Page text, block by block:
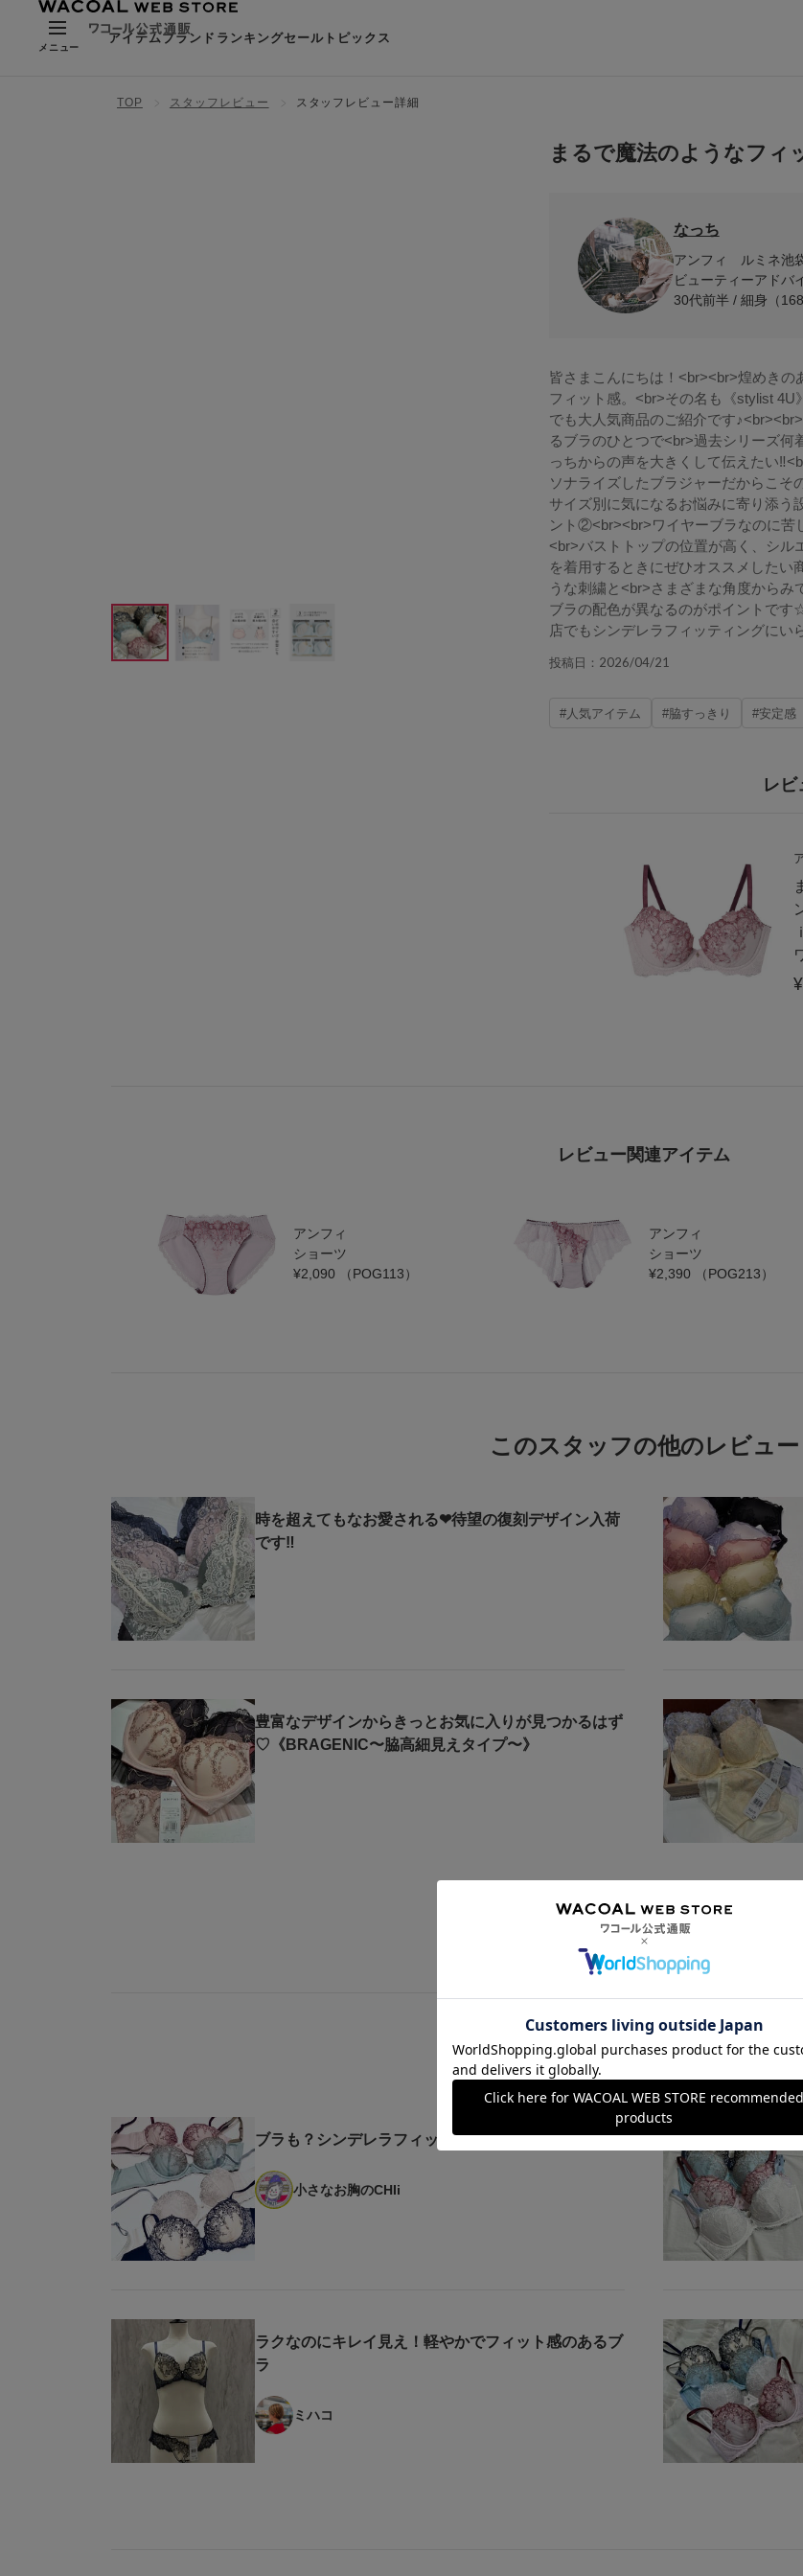
メニュー
アイテムブランド ランキングセールトピックス
TOP スタッフレビュー スタッフレビュー詳細
まるで魔法のようなフィ
なっち
アンフィ ルミネ池
ビューティーアドバ
30代前半 / 細身（
皆さまこんにちは！<br><br>煌めき
フィット感。<br>その名も《stylist
でも大人気商品のご紹介です
るブラのひとつで<br>過去シリーズ
っちからの声を大きくして伝えたい
ソナライズしたブラジャーだからこそ
サイズ別に気になるお悩みに寄り添
ント②<br><br>ワイヤーブラなのに苦
<br>バストトップの位置が高く、シル
を着用するときにぜひオススメしたい
うな刺繍と<br>さまざまな角度から
ブラの配色が異なるのがポイントで
店でもシンデレラフィッティングに
投稿日： 2026/04/21
#人気アイテム #脇すっきり #安定感
レ
レビュー関連アイテム
アンフィ
ショーツ
¥2,090
（POG113）
アンフィ
ショーツ
¥2,390
（POG213）
このスタッフの他のレビュー
時を超えてもなお愛される❤︎待望の復刻デザイン入荷
です‼︎
豊富なデザインからきっとお気に入りが見つかるはず
♡《BRAGENIC〜脇高細見えタイプ〜》
もっと見る
この商品の他のレビュー
ブラも？シンデレラフィッティング？
小さなお胸のCHIi
ラクなのにキレイ見え！軽やかでフィット感のあるブ
ラ
ミハコ